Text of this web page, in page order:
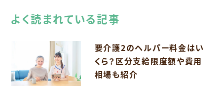
よく読まれている記事
要介護2のヘルパー料金はい
くら？区分支給限度額や費用
相場も紹介